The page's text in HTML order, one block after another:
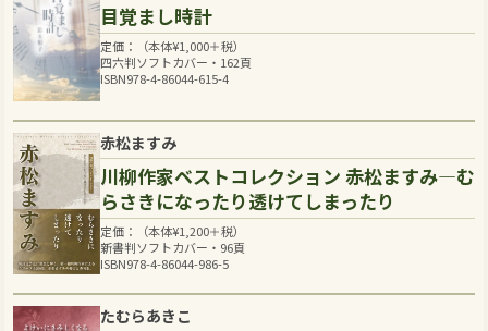
目覚まし時計
定価：（本体¥1,000＋税）
四六判ソフトカバー・162頁
ISBN978-4-86044-615-4
赤松ますみ
川柳作家ベストコレクション 赤松ますみ―む
らさきになったり透けてしまったり
定価：（本体¥1,200＋税）
新書判ソフトカバー・96頁
ISBN978-4-86044-986-5
たむらあきこ